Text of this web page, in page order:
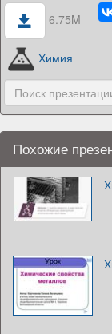
6.75M
Химия
Похожие